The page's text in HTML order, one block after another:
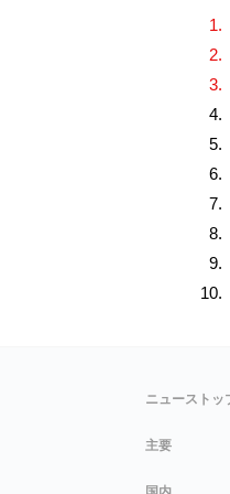
1.
2.
3.
4.
5.
6.
7.
8.
9.
10.
ニューストッ
主要